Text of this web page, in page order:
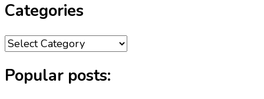
Categories
Categories
Popular posts: